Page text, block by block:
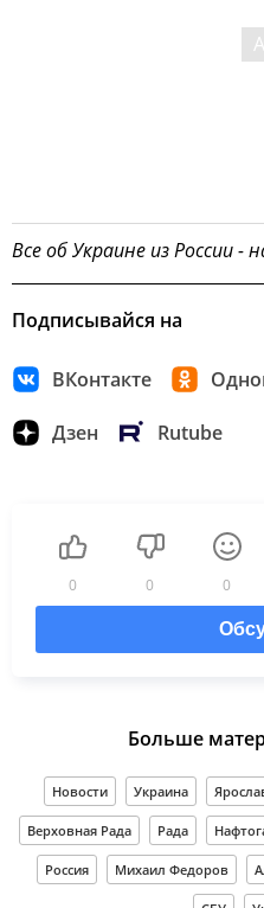
Все об Украине из России -
Подписывайся на
ВКонтакте
Дзен Rutube
0 0 0
Больше
Новости Украина
Верховная Рада Рада
Россия Михаил Федоров